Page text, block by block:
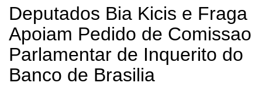
Deputados Bia Kicis e Fraga
Apoiam Pedido de Comissao
Parlamentar de Inquerito do
Banco de Brasilia